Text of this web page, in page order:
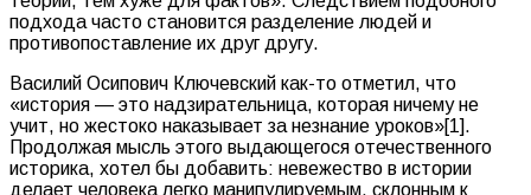
подхода часто становится разделение людей и
противопоставление их друг другу.
Василий Осипович Ключевский как-то отметил, что
«история — это надзирательница, которая ничему не
учит, но жестоко наказывает за незнание уроков»[1].
Продолжая мысль этого выдающегося отечественного
историка, хотел бы добавить: невежество в истории
делает человека легко манипулируемым, склонным к